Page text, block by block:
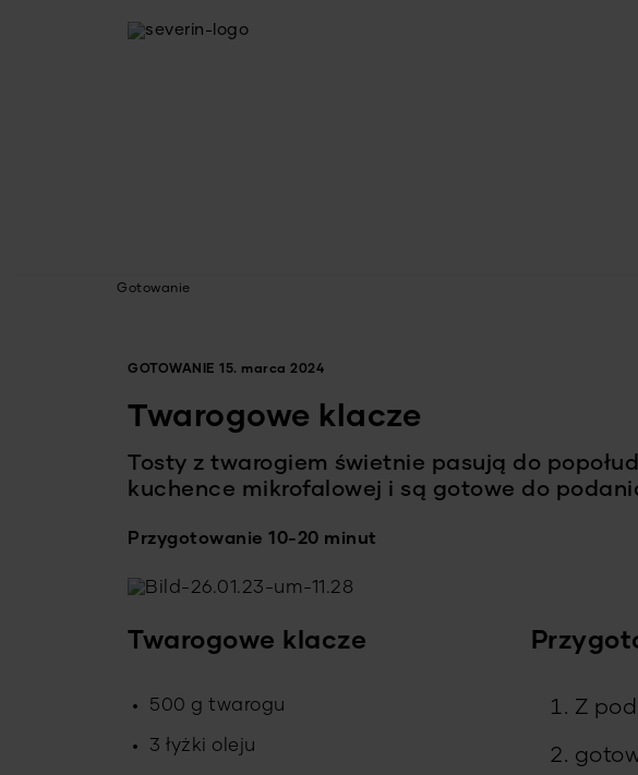
Gotowanie
GOTOWANIE 15. marca 2024
Twarogowe klacze
Tosty z twarogiem świetnie pasują do
kuchence mikrofalowej i są gotowe do
Przygotowanie 10-20 minut
Twarogowe klacze
500 g twarogu
3 łyżki oleju
Z